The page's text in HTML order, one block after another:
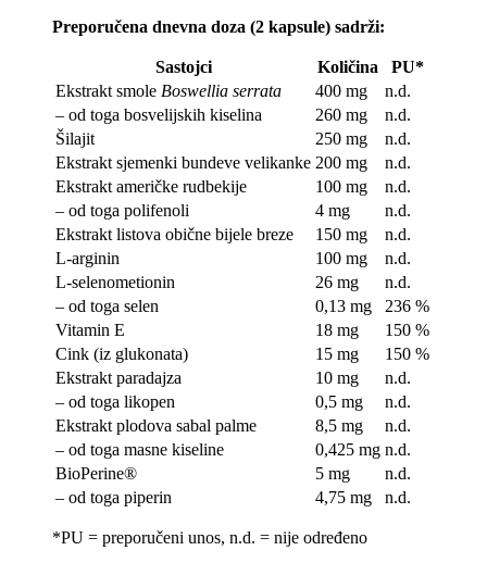
Preporučena dnevna doza (2 kapsule) sadrži:
Sastojci Količina
PU*
Ekstrakt smole Boswellia serrata 400 mg
n.d.
– od toga bosvelijskih kiselina
260 mg
n.d.
Šilajit
250 mg
n.d.
Ekstrakt sjemenki bundeve velikanke 200 mg
n.d.
Ekstrakt američke rudbekije
100 mg
n.d.
– od toga polifenoli
4 mg
n.d.
Ekstrakt listova obične bijele breze
150 mg
n.d.
L-arginin
100 mg
n.d.
L-selenometionin
26 mg
n.d.
– od toga selen
0,13 mg
236 %
Vitamin E
18 mg
150 %
Cink (iz glukonata)
15 mg
150 %
Ekstrakt paradajza
10 mg
n.d.
– od toga likopen
0,5 mg
n.d.
Ekstrakt plodova sabal palme
8,5 mg
n.d.
– od toga masne kiseline
0,425 mg n.d.
BioPerine®
5 mg
n.d.
– od toga piperin
4,75 mg n.d.
*PU = preporučeni unos, n.d. = nije određeno